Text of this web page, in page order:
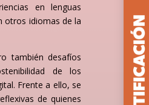
en lenguas
otros idiomas de la
también desafíos
de los
Frente a ello, se
de quienes